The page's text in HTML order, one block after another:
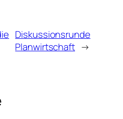
Diskussionsrunde
Planwirtschaft →